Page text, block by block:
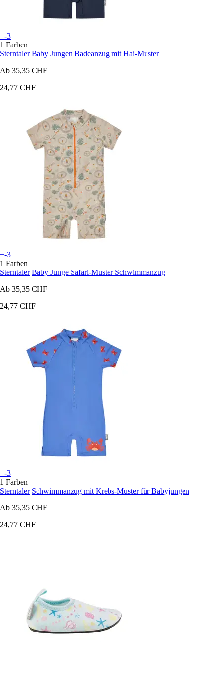
+-3
1 Farben
Sterntaler Baby Jungen Badeanzug mit Hai-Muster
Ab 35,35 CHF
24,77 CHF
+-3
1 Farben
Sterntaler Baby Junge Safari-Muster Schwimmanzug
Ab 35,35 CHF
24,77 CHF
+-3
1 Farben
Sterntaler Schwimmanzug mit Krebs-Muster für Babyjungen
Ab 35,35 CHF
24,77 CHF